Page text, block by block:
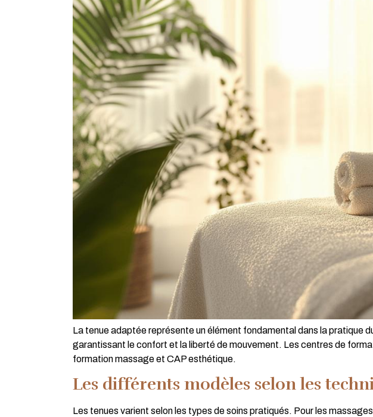
La tenue adaptée représente un élément fondamental dans la pratique
garantissant le confort et la liberté de mouvement. Les centres de
formation massage et CAP esthétique.
Les différents modèles selon les
Les tenues varient selon les types de soins pratiqués. Pour les